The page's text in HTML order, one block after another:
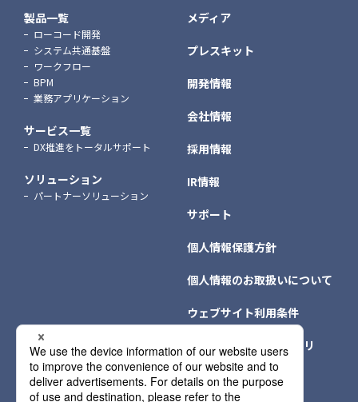
製品一覧
ローコード開発
システム共通基盤
ワークフロー
BPM
業務アプリケーション
サービス一覧
DX推進をトータルサポート
ソリューション
パートナーソリューション
メディア
プレスキット
開発情報
会社情報
採用情報
IR情報
サポート
個人情報保護方針
個人情報のお取扱いについて
ウェブサイト利用条件
クッキー（Cookie）ポリ
シー